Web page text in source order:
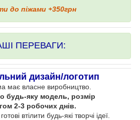
до піжами +350грн
ПЕРЕВАГИ:
дизайн/логотип
має власне виробництво.
будь-яку модель, розмір
2-3 робочих днів.
втілити будь-які творчі ідеї.